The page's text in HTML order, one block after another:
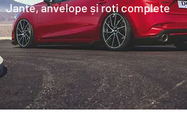
Jante, anvelope și roți complete